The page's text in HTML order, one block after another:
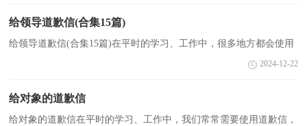
给领导道歉信(合集15篇)
给领导道歉信(合集15篇)在平时的学习、工作中，很多地方都会使用
到道歉信，通过道歉信我们可以更好反省自己的过失，更好的向对方
2024-12-22
给对象的道歉信
给对象的道歉信在平时的学习、工作中，我们常常需要使用道歉信，